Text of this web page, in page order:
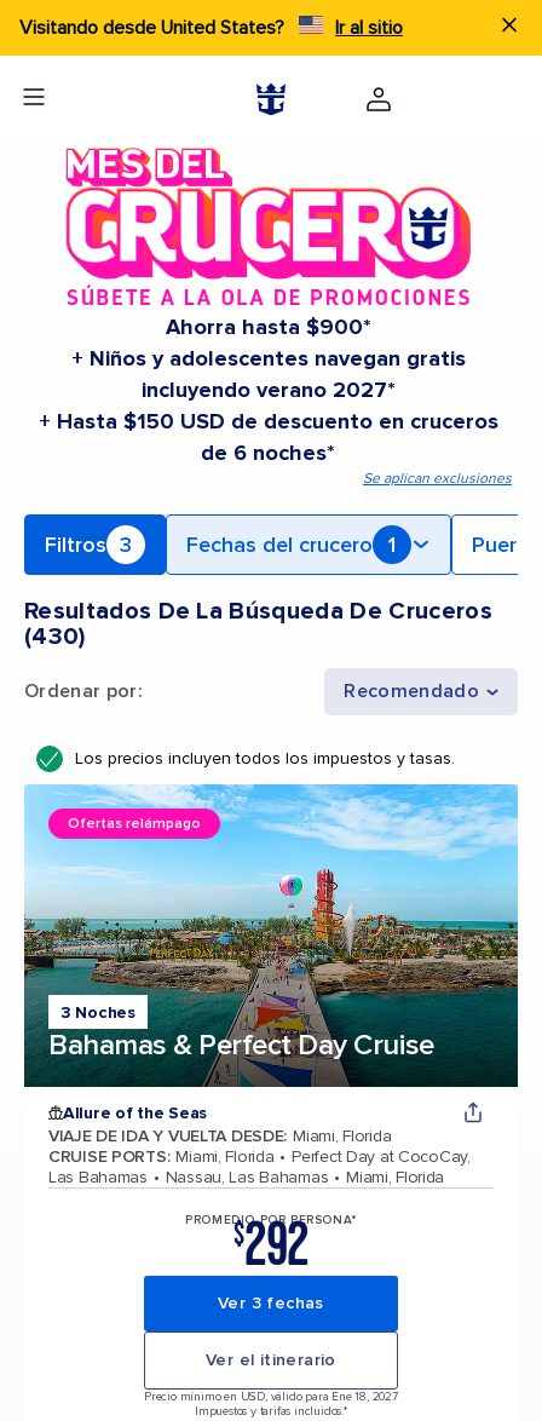
Visitando desde United States? Ir al sitio
Ahorra hasta $900*
+ Niños y adolescentes navegan gratis
incluyendo verano 2027*
+ Hasta $150 USD de descuento en cruceros
de 6 noches*
Se aplican exclusiones
Filtros 3 Fechas del crucero 1
Resultados De La Búsqueda De Cruceros
(430)
Ordenar por: Recomendado
Los precios incluyen todos los impuestos y tasas.
3 Noches
Bahamas & Perfect Day Cruise
Ofertas relámpago
Allure of the Seas
VIAJE DE IDA Y VUELTA DESDE: Miami, Florida
CRUISE PORTS: Miami, Florida
Perfect Day at CocoCay,
Las Bahamas
Nassau, Las Bahamas Miami, Florida
PROMEDIO POR PERSONA*
$292
Ver 3 fechas
Ver el itinerario
Precio mínimo en USD, válido para Ene 18, 2027
Impuestos y tarifas incluidos.*